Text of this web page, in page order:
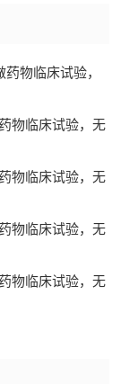
物临床试验，
物临床试验，无
物临床试验，无
物临床试验，无
物临床试验，无